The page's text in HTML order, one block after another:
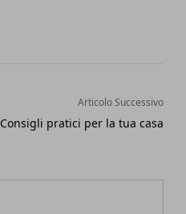
Articolo Successivo
Consigli pratici per la tua casa